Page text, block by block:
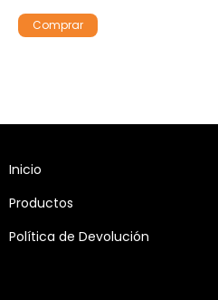
Inicio
Productos
Política de Devolución